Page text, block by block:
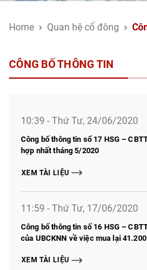
Home Quan hệ cổ đông
CÔNG BỐ THÔNG TIN
10:39 - Thứ Tư, 24/06/2020
Công bố thông tin số 17 HSG –
hợp nhất tháng 5/2020
XEM TÀI LIỆU
11:59 - Thứ Tư, 17/06/2020
Công bố thông tin số 16 HSG –
của UBCKNN về việc mua lại
XEM TÀI LIỆU